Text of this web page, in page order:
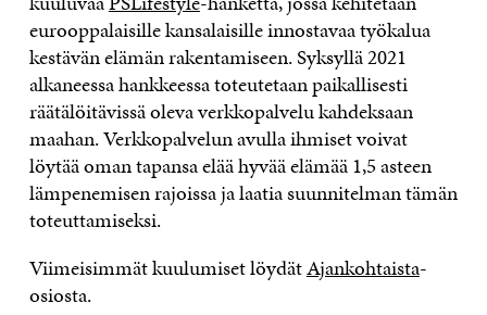
eurooppalaisille kansalaisille innostavaa työkalua
kestävän elämän rakentamiseen. Syksyllä 2021
alkaneessa hankkeessa toteutetaan paikallisesti
räätälöitävissä oleva verkkopalvelu kahdeksaan
maahan. Verkkopalvelun avulla ihmiset voivat
löytää oman tapansa elää hyvää elämää 1,5 asteen
lämpenemisen rajoissa ja laatia suunnitelman tämän
toteuttamiseksi.
Viimeisimmät kuulumiset löydätAjankohtaista-
osiosta.